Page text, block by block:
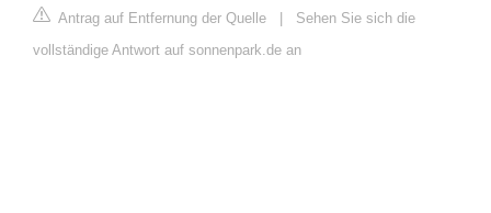
Antrag auf Entfernung der Quelle | Sehen Sie sich die
vollständige Antwort auf sonnenpark.de an